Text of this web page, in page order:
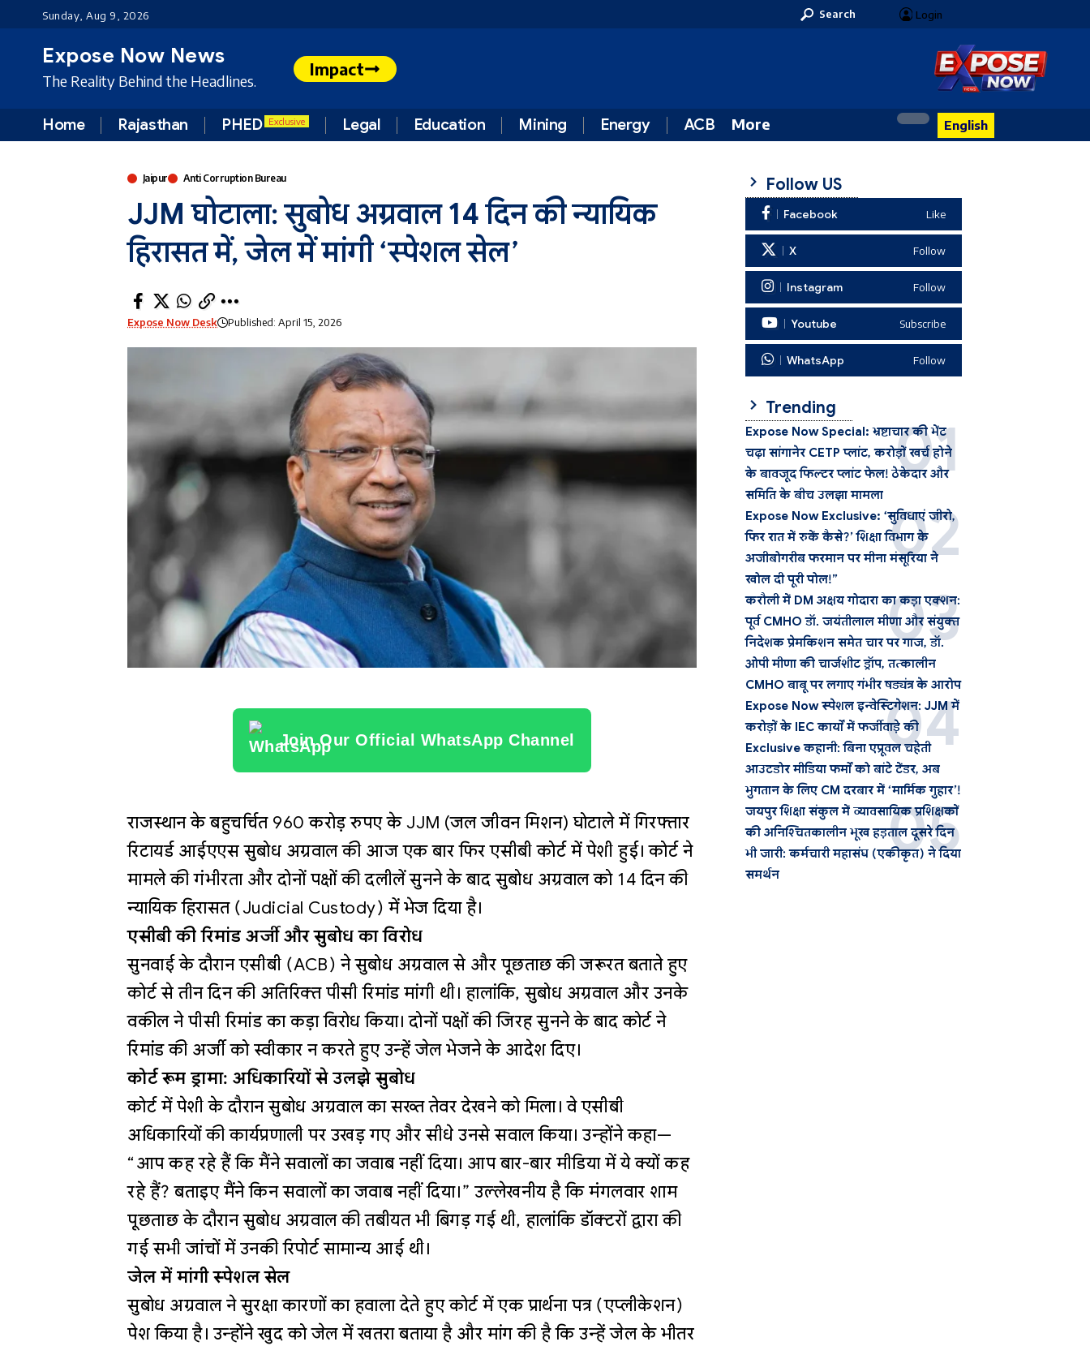
Sunday, Aug 9, 2026 Search Login
Expose Now News
The Reality Behind the Headlines.
Impact
Home Rajasthan PHED Exclusive Legal Education Mining Energy ACB More English
Jaipur Anti Corruption Bureau
JJM घोटाला: सुबोध अग्रवाल 14 दिन की न्यायिक
हिरासत में, जेल में मांगी ‘स्पेशल सेल’
Expose Now Desk Published: April 15, 2026
Join Our Official WhatsApp Channel
राजस्थान के बहुचर्चित 960 करोड़ रुपए के JJM (जल जीवन मिशन) घोटाले में गिरफ्तार
रिटायर्ड आईएएस सुबोध अग्रवाल की आज एक बार फिर एसीबी कोर्ट में पेशी हुई। कोर्ट ने
मामले की गंभीरता और दोनों पक्षों की दलीलें सुनने के बाद सुबोध अग्रवाल को 14 दिन की
न्यायिक हिरासत (Judicial Custody) में भेज दिया है।
एसीबी की रिमांड अर्जी और सुबोध का विरोध
सुनवाई के दौरान एसीबी (ACB) ने सुबोध अग्रवाल से और पूछताछ की जरूरत बताते हुए
कोर्ट से तीन दिन की अतिरिक्त पीसी रिमांड मांगी थी। हालांकि, सुबोध अग्रवाल और उनके
वकील ने पीसी रिमांड का कड़ा विरोध किया। दोनों पक्षों की जिरह सुनने के बाद कोर्ट ने
रिमांड की अर्जी को स्वीकार न करते हुए उन्हें जेल भेजने के आदेश दिए।
कोर्ट रूम ड्रामा: अधिकारियों से उलझे सुबोध
कोर्ट में पेशी के दौरान सुबोध अग्रवाल का सख्त तेवर देखने को मिला। वे एसीबी
अधिकारियों की कार्यप्रणाली पर उखड़ गए और सीधे उनसे सवाल किया। उन्होंने कहा—
“आप कह रहे हैं कि मैंने सवालों का जवाब नहीं दिया। आप बार-बार मीडिया में ये क्यों कह
रहे हैं? बताइए मैंने किन सवालों का जवाब नहीं दिया।” उल्लेखनीय है कि मंगलवार शाम
पूछताछ के दौरान सुबोध अग्रवाल की तबीयत भी बिगड़ गई थी, हालांकि डॉक्टरों द्वारा की
गई सभी जांचों में उनकी रिपोर्ट सामान्य आई थी।
जेल में मांगी स्पेशल सेल
सुबोध अग्रवाल ने सुरक्षा कारणों का हवाला देते हुए कोर्ट में एक प्रार्थना पत्र (एप्लीकेशन)
पेश किया है। उन्होंने खुद को जेल में खतरा बताया है और मांग की है कि उन्हें जेल के भीतर
Follow US
Facebook Like
X Follow
Instagram Follow
Youtube Subscribe
WhatsApp Follow
Trending
Expose Now Special: भ्रष्टाचार की भेंट
चढ़ा सांगानेर CETP प्लांट, करोड़ों खर्च होने
के बावजूद फिल्टर प्लांट फेल! ठेकेदार और
समिति के बीच उलझा मामला
Expose Now Exclusive: ‘सुविधाएं जीरो,
फिर रात में रुकें कैसे?’ शिक्षा विभाग के
अजीबोगरीब फरमान पर मीना मंसूरिया ने
खोल दी पूरी पोल!”
करौली में DM अक्षय गोदारा का कड़ा एक्शन:
पूर्व CMHO डॉ. जयंतीलाल मीणा और संयुक्त
निदेशक प्रेमकिशन समेत चार पर गाज, डॉ.
ओपी मीणा की चार्जशीट ड्रॉप, तत्कालीन
CMHO बाबू पर लगाए गंभीर षड्यंत्र के आरोप
Expose Now स्पेशल इन्वेस्टिगेशन: JJM में
करोड़ों के IEC कार्यों में फर्जीवाड़े की
Exclusive कहानी: बिना एप्रूवल चहेती
आउटडोर मीडिया फर्मों को बांटे टेंडर, अब
भुगतान के लिए CM दरबार में ‘मार्मिक गुहार’!
जयपुर शिक्षा संकुल में व्यावसायिक प्रशिक्षकों
की अनिश्चितकालीन भूख हड़ताल दूसरे दिन
भी जारी: कर्मचारी महासंघ (एकीकृत) ने दिया
समर्थन